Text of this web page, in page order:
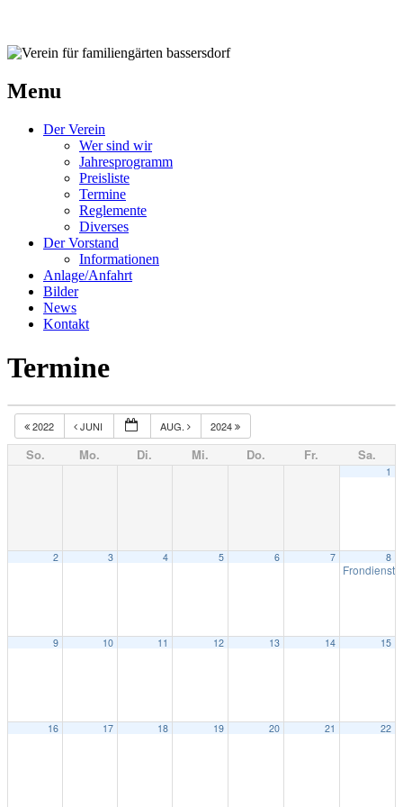
Menu
Der Verein
Wer sind wir
Jahresprogramm
Preisliste
Termine
Reglemente
Diverses
Der Vorstand
Informationen
Anlage/Anfahrt
Bilder
News
Kontakt
Termine
2022 JUNI AUG. 2024
So. Mo. Di. Mi. Do. Fr. Sa.
1
2 3 4 5 6 7 8
Frondienst
9 10 11 12 13 14 15
16 17 18 19 20 21 22